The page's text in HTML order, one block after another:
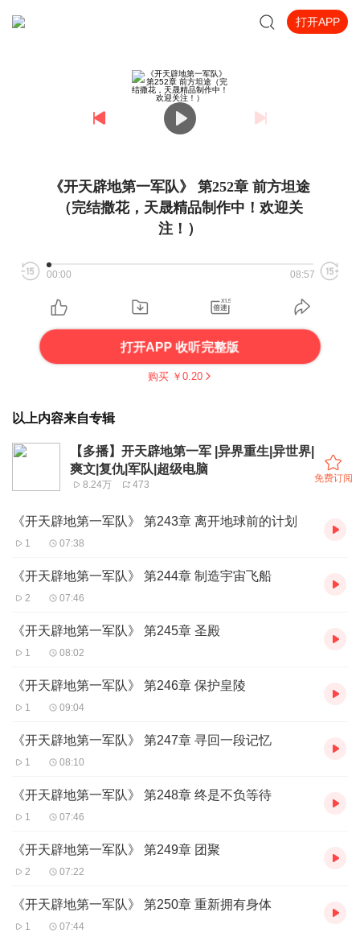
打开APP
《开天辟地第一军队》 第252章 前方坦途
（完结撒花，天晟精品制作中！欢迎关
注！）
00:00 08:57
打开APP 收听完整版
购买 ￥ 0.20
以上内容来自专辑
【多播】开天辟地第一军 |异界重生|异世界|
爽文|复仇|军队|超级电脑
8.24万 473
免费订阅
《开天辟地第一军队》 第243章 离开地球前的计划
1 07:38
《开天辟地第一军队》 第244章 制造宇宙飞船
2 07:46
《开天辟地第一军队》 第245章 圣殿
1 08:02
《开天辟地第一军队》 第246章 保护皇陵
1 09:04
《开天辟地第一军队》 第247章 寻回一段记忆
1 08:10
《开天辟地第一军队》 第248章 终是不负等待
1 07:46
《开天辟地第一军队》 第249章 团聚
2 07:22
《开天辟地第一军队》 第250章 重新拥有身体
1 07:44